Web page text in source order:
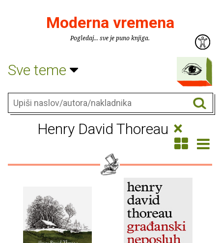
Moderna vremena
Pogledaj... sve je puno knjiga.
Sve teme
Henry David Thoreau ×